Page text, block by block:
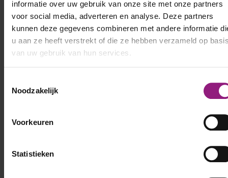
informatie over uw gebruik van onze site met onze partners
voor social media, adverteren en analyse. Deze partners
kunnen deze gegevens combineren met andere informatie
u aan ze heeft verstrekt of die ze hebben verzameld op
van uw gebruik van hun services.
Noodzakelijk
Voorkeuren
Statistieken